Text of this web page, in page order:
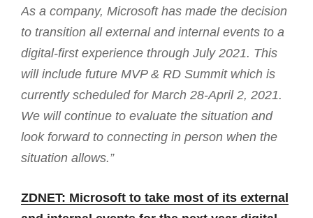
As a company, Microsoft has made the decision
to transition all external and internal events to a
digital-first experience through July 2021. This
will include future MVP & RD Summit which is
currently scheduled for March 28-April 2, 2021.
We will continue to evaluate the situation and
look forward to connecting in person when the
situation allows.”
ZDNET: Microsoft to take most of its external